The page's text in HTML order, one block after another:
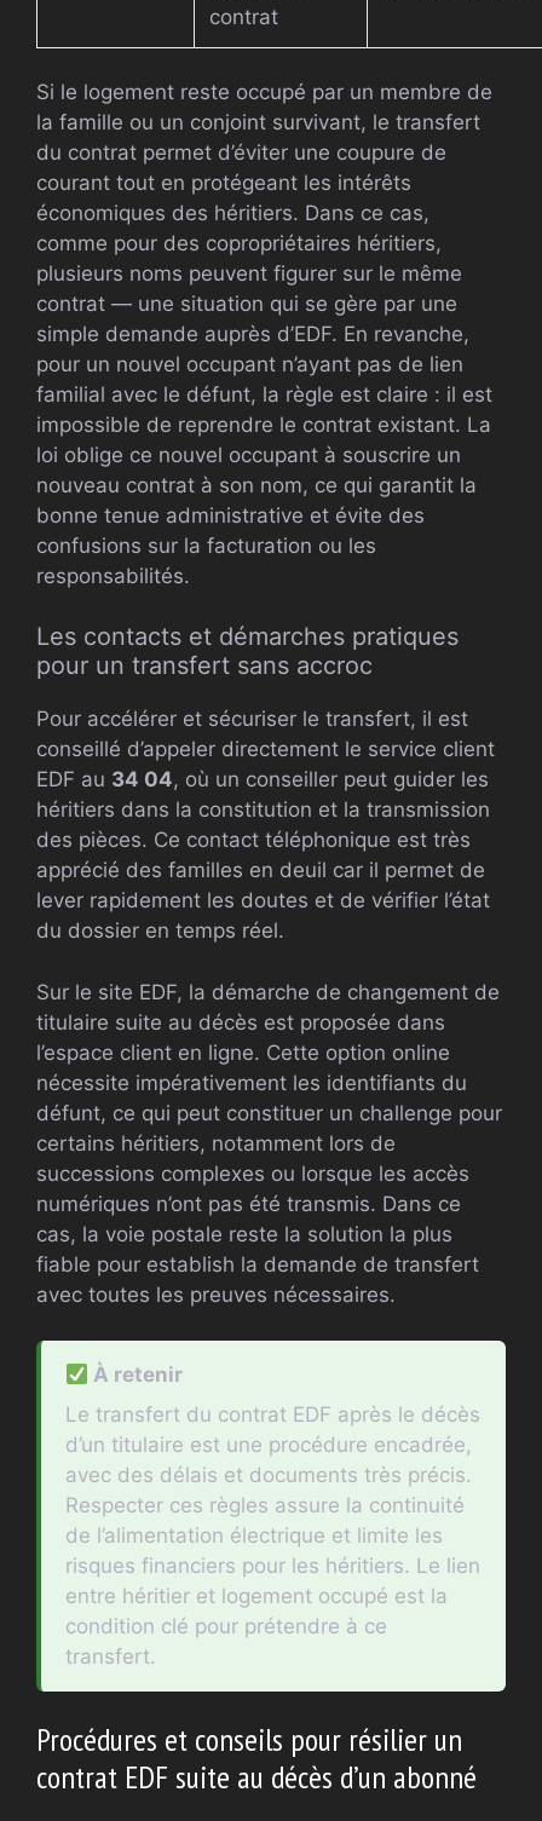
contrat
Si le logement reste occupé par un membre de
la famille ou un conjoint survivant, le transfert
du contrat permet d’éviter une coupure de
courant tout en protégeant les intérêts
économiques des héritiers. Dans ce cas,
comme pour des copropriétaires héritiers,
plusieurs noms peuvent figurer sur le même
contrat — une situation qui se gère par une
simple demande auprès d’EDF. En revanche,
pour un nouvel occupant n’ayant pas de lien
familial avec le défunt, la règle est claire : il est
impossible de reprendre le contrat existant. La
loi oblige ce nouvel occupant à souscrire un
nouveau contrat à son nom, ce qui garantit la
bonne tenue administrative et évite des
confusions sur la facturation ou les
responsabilités.
Les contacts et démarches pratiques
pour un transfert sans accroc
Pour accélérer et sécuriser le transfert, il est
conseillé d’appeler directement le service client
EDF au 34 04, où un conseiller peut guider les
héritiers dans la constitution et la transmission
des pièces. Ce contact téléphonique est très
apprécié des familles en deuil car il permet de
lever rapidement les doutes et de vérifier l’état
du dossier en temps réel.
Sur le site EDF, la démarche de changement de
titulaire suite au décès est proposée dans
l’espace client en ligne. Cette option online
nécessite impérativement les identifiants du
défunt, ce qui peut constituer un challenge pour
certains héritiers, notamment lors de
successions complexes ou lorsque les accès
numériques n’ont pas été transmis. Dans ce
cas, la voie postale reste la solution la plus
fiable pour establish la demande de transfert
avec toutes les preuves nécessaires.
À retenir
Le transfert du contrat EDF après le décès
d’un titulaire est une procédure encadrée,
avec des délais et documents très précis.
Respecter ces règles assure la continuité
de l’alimentation électrique et limite les
risques financiers pour les héritiers. Le lien
entre héritier et logement occupé est la
condition clé pour prétendre à ce
transfert.
Procédures et conseils pour résilier un
contrat EDF suite au décès d’un abonné